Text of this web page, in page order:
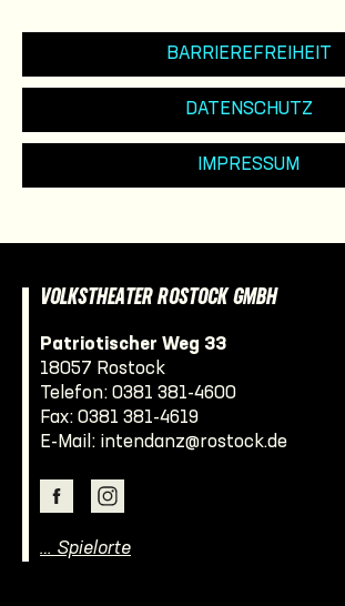
BARRIEREFREIHEIT
DATENSCHUTZ
IMPRESSUM
VOLKSTHEATER ROSTOCK GMBH
Patriotischer Weg 33
18057 Rostock
Telefon: 0381 381-4600
Fax: 0381 381-4619
E-Mail: intendanz@rostock.de
… Spielorte